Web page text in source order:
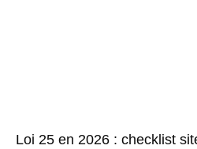
Loi 25 en 2026 : checklist